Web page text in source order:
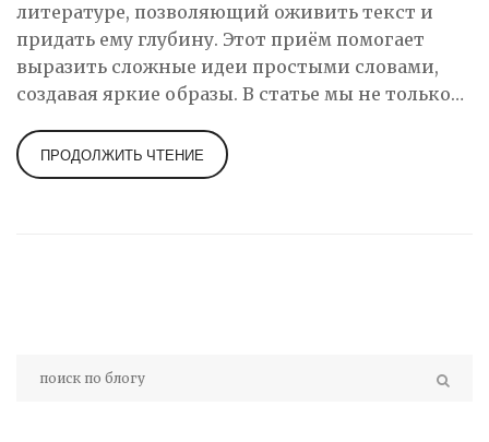
литературе, позволяющий оживить текст и
придать ему глубину. Этот приём помогает
выразить сложные идеи простыми словами,
создавая яркие образы. В статье мы не только
примеры её использования, чтобы каждый
смог увидеть, как она работает в литературных
ПРОДОЛЖИТЬ ЧТЕНИЕ